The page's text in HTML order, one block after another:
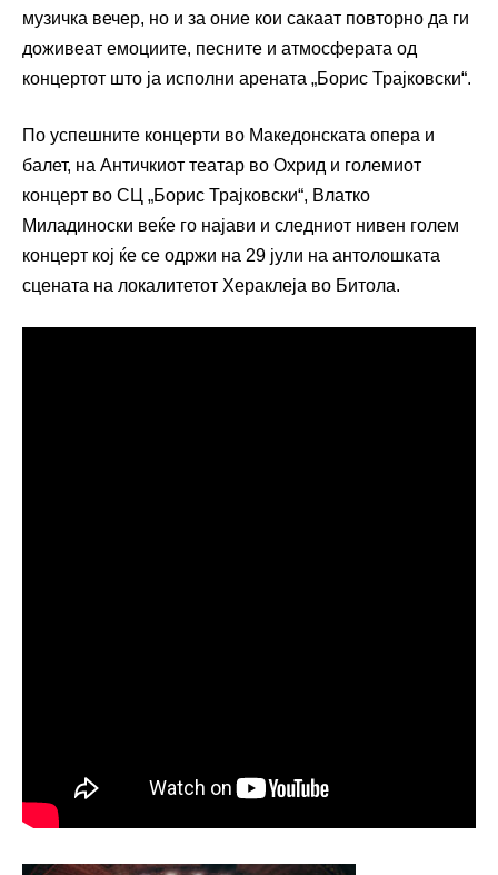
музичка вечер, но и за оние кои сакаат повторно да ги
доживеат емоциите, песните и атмосферата од
концертот што ја исполни арената „Борис Трајковски“.
По успешните концерти во Македонската опера и
балет, на Античкиот театар во Охрид и големиот
концерт во СЦ „Борис Трајковски“, Влатко
Миладиноски веќе го најави и следниот нивен голем
концерт кој ќе се одржи на 29 јули на антолошката
сцената на локалитетот Хераклеја во Битола.